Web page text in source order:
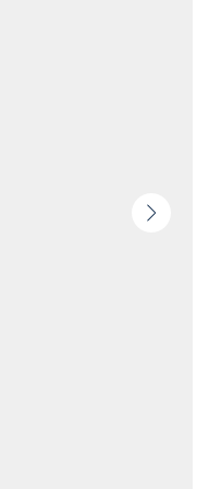
Vignette